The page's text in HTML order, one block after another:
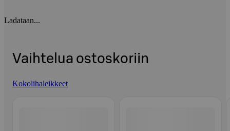
Ladataan...
Vaihtelua ostoskoriin
Kokolihaleikkeet